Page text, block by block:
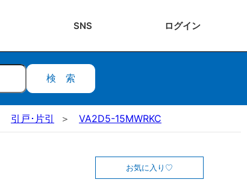
SNS ログイン
検索
引戸･片引 VA2D5-15MWRKC
お気に入り